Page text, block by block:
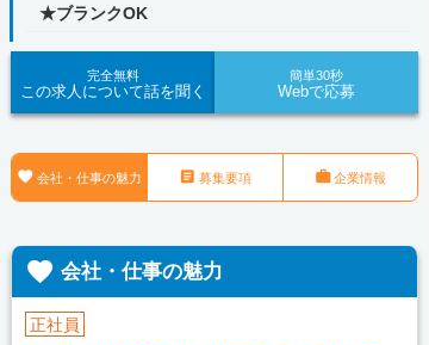
★ブランクOK
完全無料
この求人について話を聞く
簡単30秒
Webで応募
 会社・仕事の魅力  募集要項 企業情報
 会社・仕事の魅力
正社員